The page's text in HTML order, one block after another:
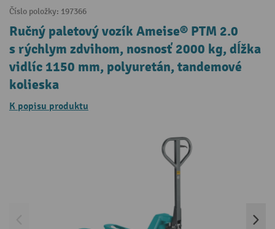
Číslo položky: 197366
Ručný paletový vozík Ameise® PTM 2.0
s rýchlym zdvihom, nosnosť 2000 kg, dĺžka
vidlíc 1150 mm, polyuretán, tandemové
kolieska
K popisu produktu